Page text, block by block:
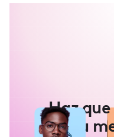
Haz
tu